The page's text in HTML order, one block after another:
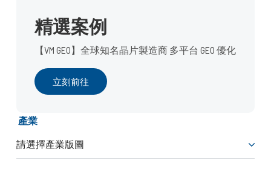
精選案例
【VM GEO】全球知名晶片製造商 多平台 GEO 優化
立刻前往
產業